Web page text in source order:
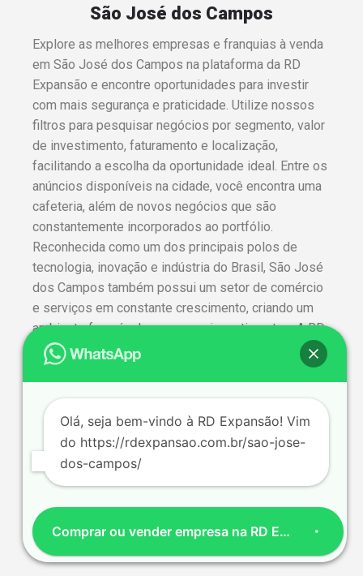
São José dos Campos
Explore as melhores empresas e franquias à venda
em São José dos Campos na plataforma da RD
Expansão e encontre oportunidades para investir
com mais segurança e praticidade. Utilize nossos
filtros para pesquisar negócios por segmento, valor
de investimento, faturamento e localização,
facilitando a escolha da oportunidade ideal. Entre os
anúncios disponíveis na cidade, você encontra uma
cafeteria, além de novos negócios que são
constantemente incorporados ao portfólio.
Reconhecida como um dos principais polos de
tecnologia, inovação e indústria do Brasil, São José
dos Campos também possui um setor de comércio
e serviços em constante crescimento, criando um
ambiente favorável para novos investimentos. A RD
Expansão conecta compradores e vendedores por
meio de uma intermediação profissional, oferecendo
etapas da negociação.
Olá, seja bem-vindo à RD Expansão! Vim
do https://rdexpansao.com.br/sao-jose-
dos-campos/
Comprar ou vender empresa na RD Expansão